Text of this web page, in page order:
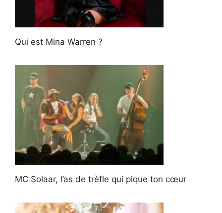
Qui est Mina Warren ?
MC Solaar, l’as de trèfle qui pique ton cœur